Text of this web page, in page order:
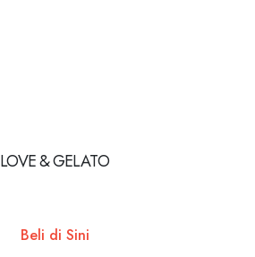
LOVE & GELATO
Beli di Sini